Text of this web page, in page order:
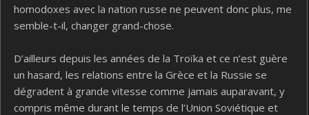
homodoxes avec la nation russe ne peuvent donc plus, me
semble-t-il, changer grand-chose.
D’ailleurs depuis les années de la Troïka et ce n’est guère
un hasard, les relations entre la Grèce et la Russie se
dégradent à grande vitesse comme jamais auparavant, y
compris même durant le temps de l’Union Soviétique et